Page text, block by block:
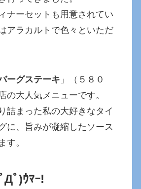
ナーセットも用意されてい
アラカルトで色々といただ
ーグステーキ 」（５８０
の大人気メニューです。
詰まった私の大好きなタイ
に、旨みが凝縮したソース
す。
Дﾟ)ｳﾏｰ!